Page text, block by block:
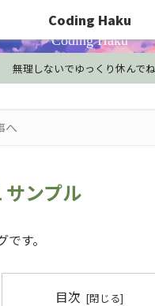
プログラミング学習・開発Tips・技
Coding Haku
無理しないでゆっくり休んでね
へ
ンプル
す。
目次
Coding Haku